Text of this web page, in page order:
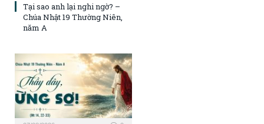
Tại sao anh lại nghi ngờ? –
Chúa Nhật 19 Thường Niên,
năm A